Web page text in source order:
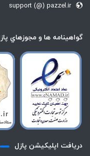
support (@) pazzel.ir
گواهينامه ها و مجوزهاي
دريافت اپليكيشن پازل